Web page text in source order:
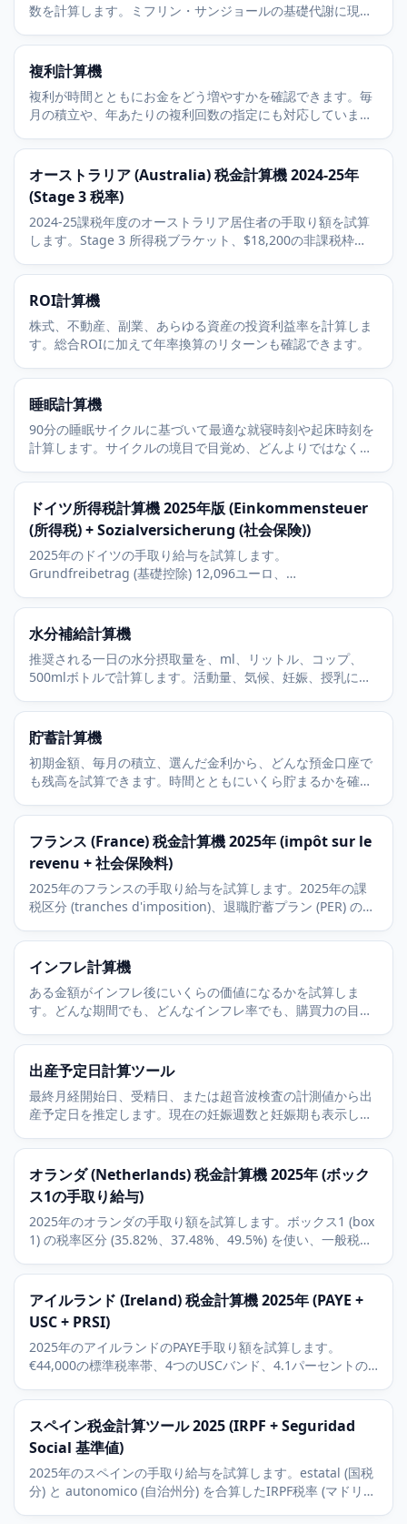
数を計算します。ミフリン・サンジョールの基礎代謝に現実
複利計算機
複利が時間とともにお金をどう増やすかを確認できます。毎
月の積立や、年あたりの複利回数の指定にも対応していま
オーストラリア (Australia) 税金計算機 2024-25年
(Stage 3 税率)
2024-25課税年度のオーストラリア居住者の手取り額を試算
します。Stage 3 所得税ブラケット、$18,200の非課税枠
ケア税) を含みます。
ROI計算機
株式、不動産、副業、あらゆる資産の投資利益率を計算しま
す。総合ROIに加えて年率換算のリターンも確認できます。
睡眠計算機
90分の睡眠サイクルに基づいて最適な就寝時刻や起床時刻を
計算します。サイクルの境目で目覚め、どんよりではなくす
ドイツ所得税計算機 2025年版 (Einkommensteuer
(所得税) + Sozialversicherung (社会保険))
2025年のドイツの手取り給与を試算します。
Grundfreibetrag (基礎控除) 12,096ユーロ、
KV/PV/RV/AVの社会保険の被用者負担分を含みます。
水分補給計算機
推奨される一日の水分摂取量を、ml、リットル、コップ、
500mlボトルで計算します。活動量、気候、妊娠、授乳に合
貯蓄計算機
初期金額、毎月の積立、選んだ金利から、どんな預金口座で
も残高を試算できます。時間とともにいくら貯まるかを確認
フランス (France) 税金計算機 2025年 (impôt sur le
revenu + 社会保険料)
2025年のフランスの手取り給与を試算します。2025年の課
税区分 (tranches d'imposition)、退職貯蓄プラン (PER) の控
す。
インフレ計算機
ある金額がインフレ後にいくらの価値になるかを試算しま
す。どんな期間でも、どんなインフレ率でも、購買力の目減
出産予定日計算ツール
最終月経開始日、受精日、または超音波検査の計測値から出
産予定日を推定します。現在の妊娠週数と妊娠期も表示しま
オランダ (Netherlands) 税金計算機 2025年 (ボック
ス1の手取り給与)
2025年のオランダの手取り額を試算します。ボックス1 (box
1) の税率区分 (35.82%、37.48%、49.5%) を使い、一般税額
アイルランド (Ireland) 税金計算機 2025年 (PAYE +
USC + PRSI)
2025年のアイルランドのPAYE手取り額を試算します。
€44,000の標準税率帯、4つのUSCバンド、4.1パーセントの
スペイン税金計算ツール 2025 (IRPF + Seguridad
Social 基準値)
2025年のスペインの手取り給与を試算します。estatal (国税
分) と autonomico (自治州分) を合算したIRPF税率 (マドリー